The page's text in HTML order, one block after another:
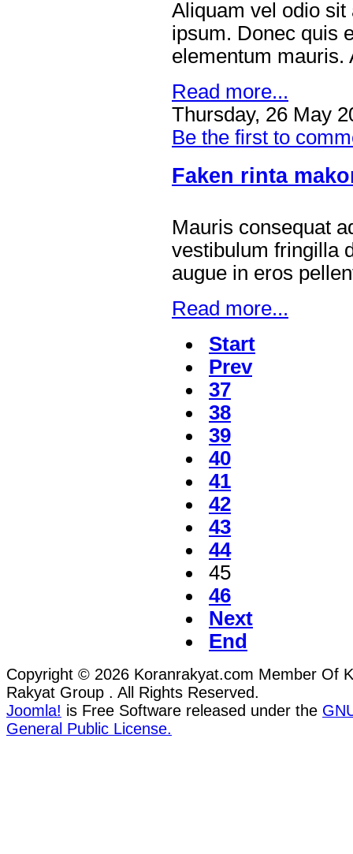
Aliquam vel odio
ipsum. Donec quis
elementum mauris.
Read more...
Thursday, 26 May
Be the first to
Faken rinta
Mauris consequat
vestibulum fringilla
augue in eros
Read more...
Start
Prev
37
38
39
40
41
42
43
44
45
46
Next
End
Copyright © 2026 Koranrakyat.com Member Of
Rakyat Group . All Rights Reserved.
Joomla! is Free Software released under the
General Public License.